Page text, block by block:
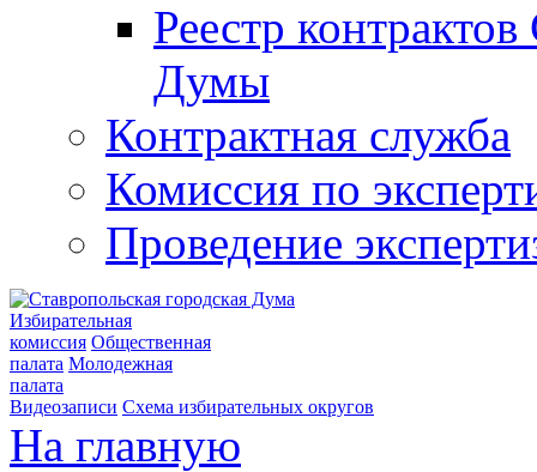
Реестр
Думы
Контрактная служба
Комиссия по
Проведение
Избирательная
комиссия Общественная
палата Молодежная
палата
Видеозаписи Схема избирательных округов
На главную